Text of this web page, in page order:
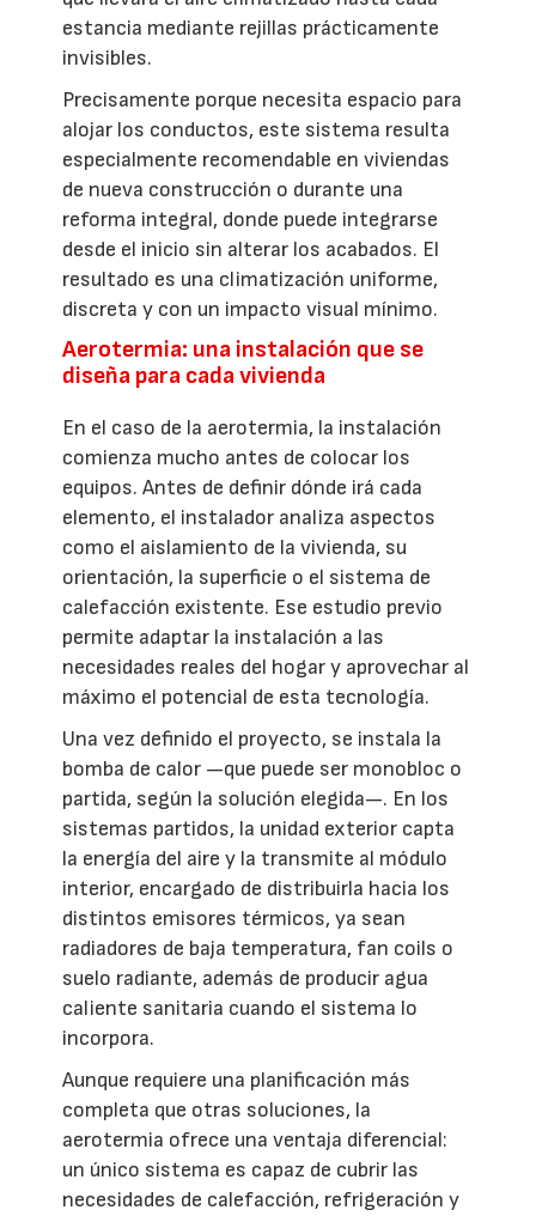
estancia mediante rejillas prácticamente
invisibles.
Precisamente porque necesita espacio para
alojar los conductos, este sistema resulta
especialmente recomendable en viviendas
de nueva construcción o durante una
reforma integral, donde puede integrarse
desde el inicio sin alterar los acabados. El
resultado es una climatización uniforme,
discreta y con un impacto visual mínimo.
Aerotermia: una instalación que se
diseña para cada vivienda
En el caso de la aerotermia, la instalación
comienza mucho antes de colocar los
equipos. Antes de definir dónde irá cada
elemento, el instalador analiza aspectos
como el aislamiento de la vivienda, su
orientación, la superficie o el sistema de
calefacción existente. Ese estudio previo
permite adaptar la instalación a las
necesidades reales del hogar y aprovechar al
máximo el potencial de esta tecnología.
Una vez definido el proyecto, se instala la
bomba de calor —que puede ser monobloc o
partida, según la solución elegida—. En los
sistemas partidos, la unidad exterior capta
la energía del aire y la transmite al módulo
interior, encargado de distribuirla hacia los
distintos emisores térmicos, ya sean
radiadores de baja temperatura, fan coils o
suelo radiante, además de producir agua
caliente sanitaria cuando el sistema lo
incorpora.
Aunque requiere una planificación más
completa que otras soluciones, la
aerotermia ofrece una ventaja diferencial:
un único sistema es capaz de cubrir las
necesidades de calefacción, refrigeración y